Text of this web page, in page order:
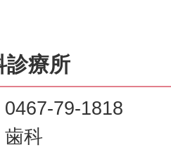
診療所
79-1818
科